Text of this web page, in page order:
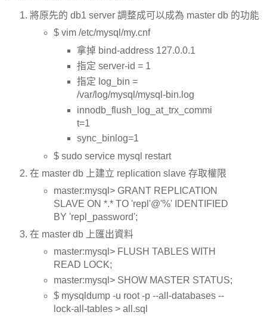
將原先的 db1 server 調整成可以成為 master db 的功能
$ vim /etc/mysql/my.cnf
拿掉 bind-address 127.0.0.1
指定 server-id = 1
指定 log_bin =
/var/log/mysql/mysql-bin.log
innodb_flush_log_at_trx_commi
t=1
sync_binlog=1
$ sudo service mysql restart
在 master db 上建立 replication slave 存取權限
master:mysql> GRANT REPLICATION
SLAVE ON *.* TO 'repl'@'%' IDENTIFIED
BY 'repl_password';
在 master db 上匯出資料
master:mysql> FLUSH TABLES WITH
READ LOCK;
master:mysql> SHOW MASTER STATUS;
$ mysqldump -u root -p --all-databases --
lock-all-tables > all.sql